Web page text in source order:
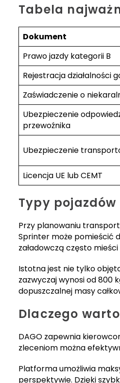
Tabela
Dokument
Prawo jazdy kategorii B
Rejestracja działalności
Zaświadczenie o
Ubezpieczenie
przewoźnika
Ubezpieczenie
Licencja UE lub CEMT
Typy
Przy planowaniu
Sprinter może pomieścić
załadowczą często
Istotna jest nie tylko
zazwyczaj wynosi od 800
dopuszczalnej masy
Dlaczego
DAGO zapewnia
zleceniom można
Platforma umożliwia
perspektywie. Dzięki